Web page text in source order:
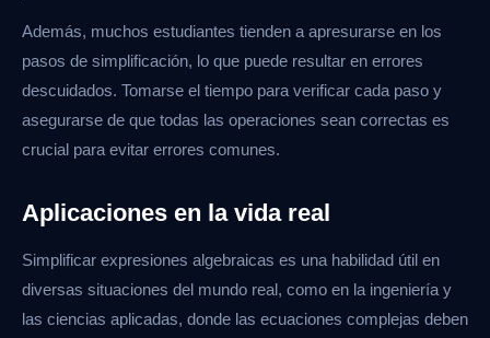
Además, muchos estudiantes tienden a apresurarse en los
pasos de simplificación, lo que puede resultar en errores
descuidados. Tomarse el tiempo para verificar cada paso y
asegurarse de que todas las operaciones sean correctas es
crucial para evitar errores comunes.
Aplicaciones en la vida real
Simplificar expresiones algebraicas es una habilidad útil en
diversas situaciones del mundo real, como en la ingeniería y
las ciencias aplicadas, donde las ecuaciones complejas deben